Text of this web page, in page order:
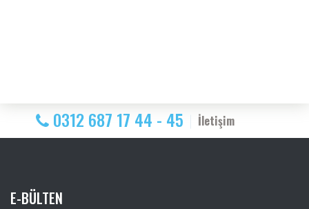
0312 687 17 44 - 45 İletişim
E-BÜLTEN